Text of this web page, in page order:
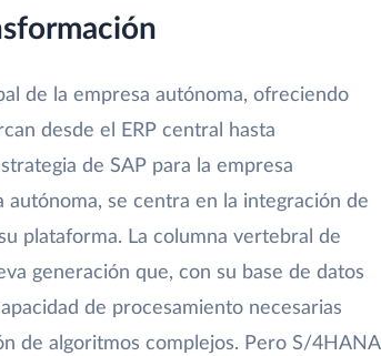
de la empresa autónoma, ofreciendo
desde el ERP central hasta
de SAP para la empresa
se centra en la integración de
plataforma. La columna vertebral de
generación que, con su base de datos
de procesamiento necesarias
de algoritmos complejos. Pero S/4HANA